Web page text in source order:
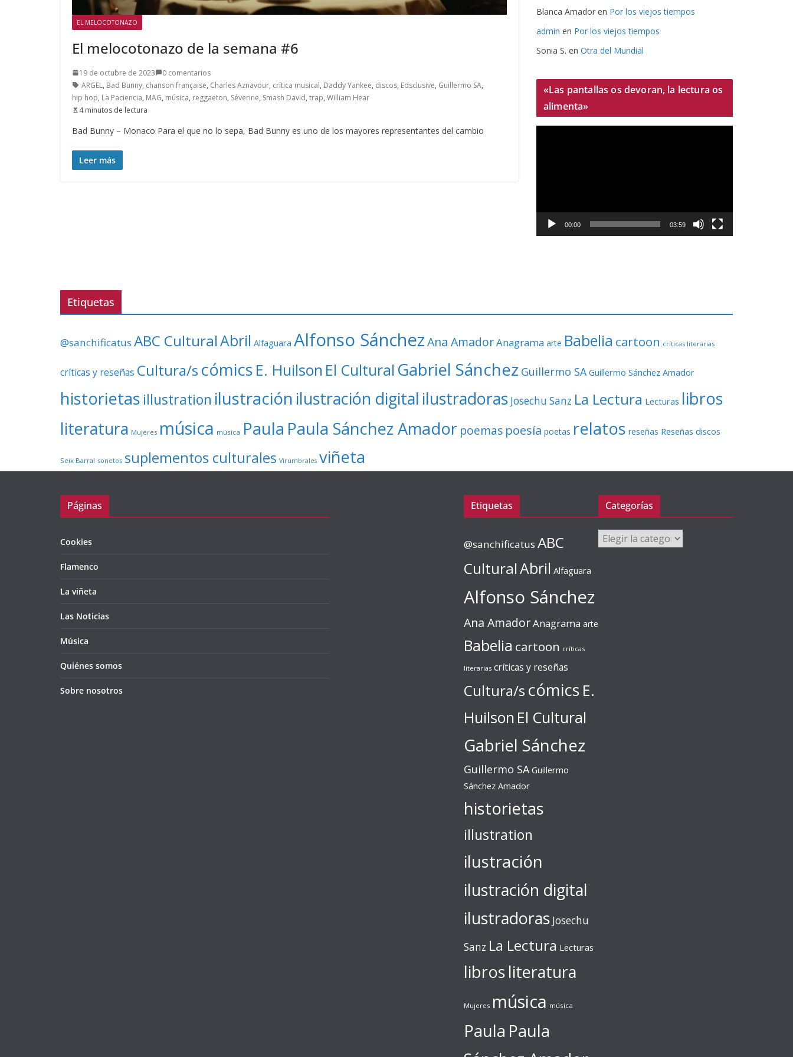
EL MELOCOTONAZO
El melocotonazo de la semana #6
19 de octubre de 2023
0 comentarios
ARGEL, Bad Bunny, chanson française, Charles Aznavour, crítica musical, Daddy Yankee, discos, Edsclusive, Guillermo SA,
hip hop, La Paciencia, MAG, música, reggaeton, Séverine, Smash David, trap, William Hear
4 minutos de lectura
Bad Bunny – Monaco Para el que no lo sepa, Bad Bunny es uno de los mayores representantes del cambio
Leer más
Blanca Amador en Por los viejos tiempos
admin en Por los viejos tiempos
Sonia S. en Otra del Mundial
«Las pantallas os devoran, la lectura os
alimenta»
c
í
e
00:00 03:59
Etiquetas
@sanchificatus ABC CulturalAbril Alfaguara Alfonso SánchezAna AmadorAnagrama arte Babelia cartoon críticas literarias
críticas y reseñas Cultura/s cómics E. Huilson El Cultural Gabriel Sánchez Guillermo SA Guillermo Sánchez Amador
historietas illustration ilustración ilustración digital ilustradoras Josechu Sanz La Lectura Lecturas libros
literatura Mujeres música música Paula Paula Sánchez Amador poemas poesía poetas relatos reseñas Reseñas discos
Seix Barral sonetos suplementos culturales Virumbrales viñeta
Páginas
Cookies
Flamenco
La viñeta
Las Noticias
Música
Quiénes somos
Sobre nosotros
Etiquetas
@sanchificatus ABC
CulturalAbril Alfaguara
Alfonso Sánchez
Ana AmadorAnagrama arte
Babelia cartoon críticas
literarias críticas y reseñas
Cultura/s cómics E.
Huilson El Cultural
Gabriel Sánchez
Guillermo SA Guillermo
Sánchez Amador
historietas
illustration
ilustración
ilustración digital
ilustradoras Josechu
Sanz La Lectura Lecturas
librosliteratura
Mujeres música música
Paula Paula
Categorías
Categorías